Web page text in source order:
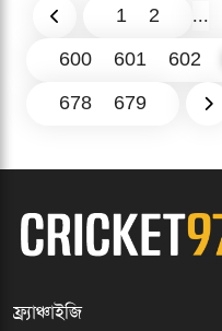
1 2
...
600
601 602
678
679
ফ্র্যাঞ্চাইজি